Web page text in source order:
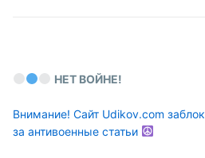
НЕТ ВОЙНЕ!
Внимание! Сайт Udikov.com
за антивоенные статьи